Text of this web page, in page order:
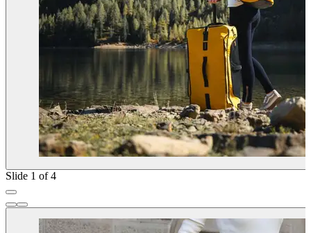
Slide 1 of 4